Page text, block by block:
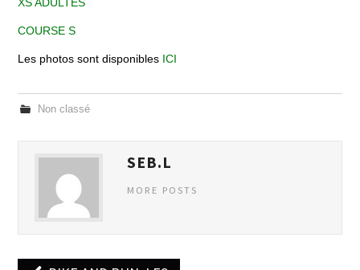
ÉCOLE DE TRIATHLON
COURSE S
Les photos sont disponibles ICI
Non classé
SEB.L
MORE POSTS